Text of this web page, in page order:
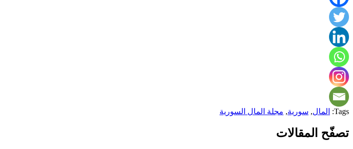
Tags: المال, سورية, مجلة المال السورية
تصفّح المقالات